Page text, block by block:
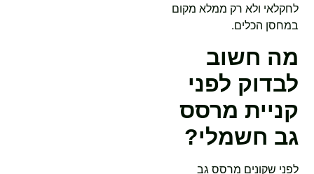
לחקלאי ולא רק ממלא מקום
במחסן הכלים.
מה חשוב
לבדוק לפני
קניית מרסס
גב חשמלי?
לפני שקונים מרסס גב